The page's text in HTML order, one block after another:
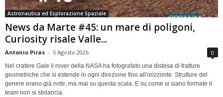
Astronautica ed Esplorazione Spaziale
News da Marte #45: un mare di poligoni,
Curiosity risale Valle...
Antonio Piras - 5 Agosto 2026 0
Nel cratere Gale il rover della NASA ha fotografato una distesa di fratture
geometriche che si estende in ogni direzione fino all'orizzonte. Strutture del
genere erano già note, ma mai su questa scala. E su come si siano formate il
team non si sbilancia.